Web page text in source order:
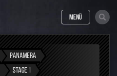
MENÜ
PANAMERA
STAGE 1